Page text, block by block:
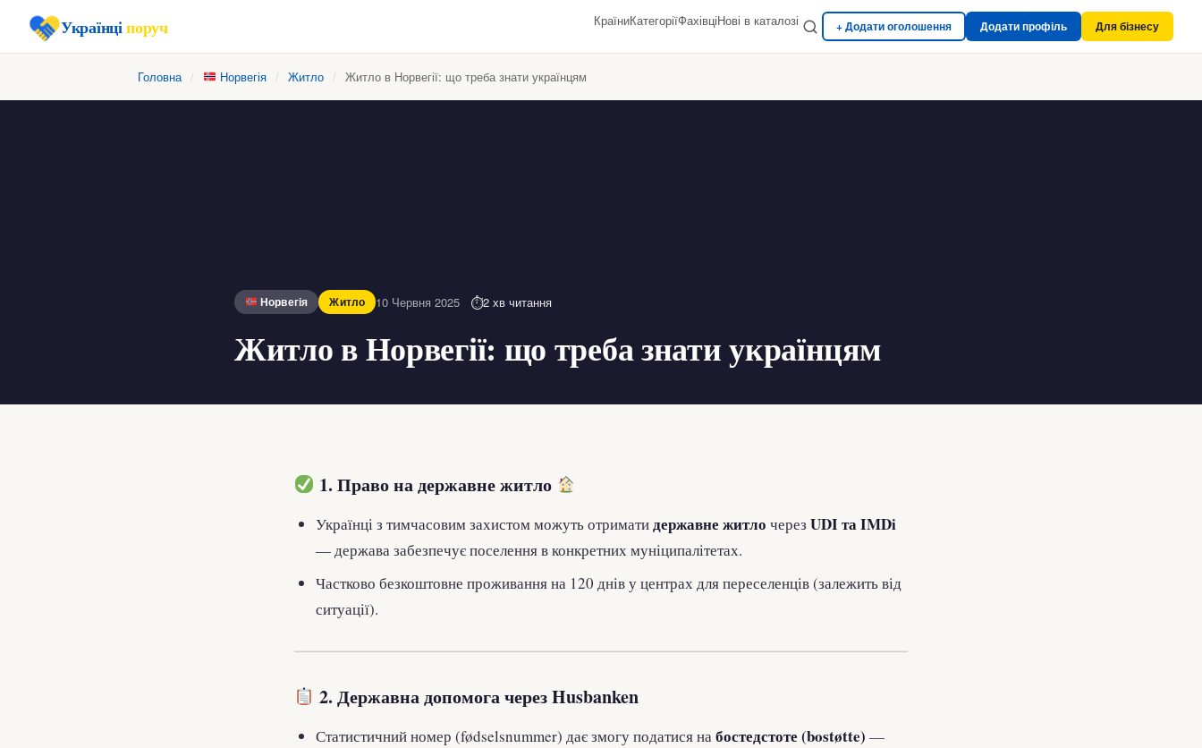
Українціпоруч КраїниКатегоріїФахівціНові в каталозі + Додати оголошення Додати профіль Для бізнесу
Головна / Норвегія / Житло / Житло в Норвегії: що треба знати українцям
Норвегія Житло 10 Червня 2025 2 хв читання
Житло в Норвегії: що треба знати українцям
1. Право на державне житло
Українці з тимчасовим захистом можуть отриматидержавне житло через UDI та IMDi
— держава забезпечує поселення в конкретних муніципалітетах.
Частково безкоштовне проживання на 120 днів у центрах для переселенців (залежить від
ситуації).
2. Державна допомога через Husbanken
Статистичний номер (fødselsnummer) дає змогу податися набостедстоте (bostøtte) —